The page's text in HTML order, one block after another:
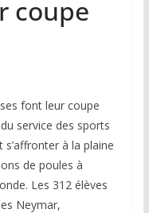
coupe
font leur coupe
service des sports
s’affronter à la plaine
de poules à
Les 312 élèves
Neymar,